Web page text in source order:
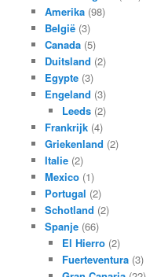
Amerika(98)
België(3)
Canada(5)
Duitsland (2)
Egypte(3)
Engeland (3)
Leeds (2)
Frankrijk(4)
Griekenland (2)
Italie(2)
Mexico(1)
Portugal (2)
Schotland (2)
Spanje(66)
El Hierro (2)
Fuerteventura (3)